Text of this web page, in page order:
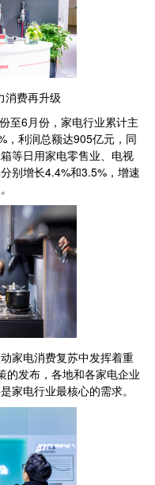
费再升级
6月份，家电行业累计主
，利润总额达905亿元，同
等日用家电零售业、电视
别增长4.4%和3.5%，增速
家电消费复苏中发挥着重
的发布，各地和各家电企业
家电行业最核心的需求。